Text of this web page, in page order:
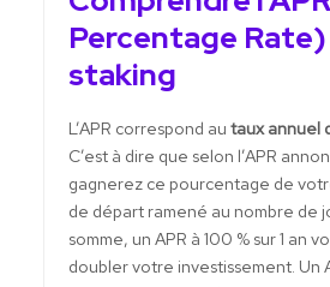
Percentage
staking
L’APR correspond au taux annuel
C’est à dire que selon l’APR
gagnerez ce pourcentage de
de départ ramené au nombre de
somme, un APR à 100 % sur 1 an
doubler votre investissement. Un